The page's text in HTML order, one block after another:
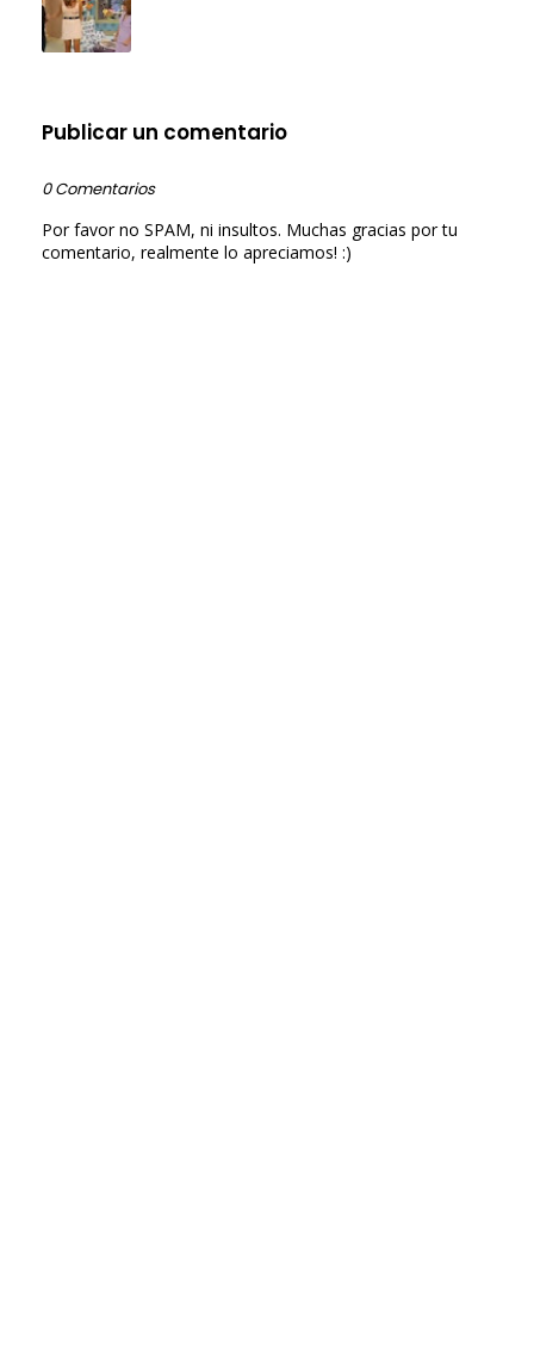
Publicar un comentario
0 Comentarios
Por favor no SPAM, ni insultos. Muchas gracias por tu
comentario, realmente lo apreciamos! :)